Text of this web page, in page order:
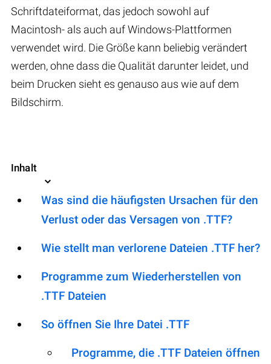
Schriftdateiformat, das jedoch sowohl auf
Macintosh- als auch auf Windows-Plattformen
verwendet wird. Die Größe kann beliebig verändert
werden, ohne dass die Qualität darunter leidet, und
beim Drucken sieht es genauso aus wie auf dem
Bildschirm.
Inhalt
Was sind die häufigsten Ursachen für den
Verlust oder das Versagen von .TTF?
Wie stellt man verlorene Dateien .TTF her?
Programme zum Wiederherstellen von
.TTF Dateien
So öffnen Sie Ihre Datei .TTF
Programme, die .TTF Dateien öffnen